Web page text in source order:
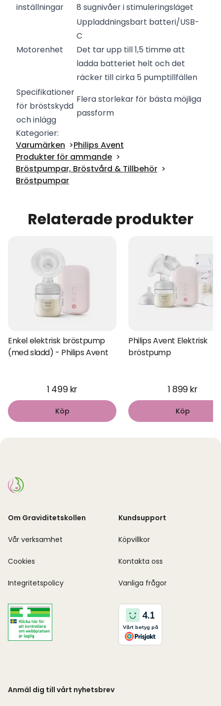
inställningar
8 sugnivåer i stimuleringsläget
Motorenhet
Uppladdningsbart batteri/USB-
C
Det tar upp till 1,5 timme att
ladda batteriet helt och det
räcker till cirka 5 pumptillfällen
Specifikationer
för bröstskydd
och inlägg
Flera storlekar för bästa möjliga
passform
Kategorier:
Varumärken
Philips Avent
Produkter för ammande
Bröstpumpar, Bröstvård & Tillbehör
Bröstpumpar
Relaterade produkter
Enkel elektrisk bröstpump
(med sladd) - Philips Avent
1 499 kr
Köp
Philips Avent Elektrisk
bröstpump
1 899 kr
Köp
Om Graviditetskollen
Vår verksamhet
Cookies
Integritetspolicy
Kundsupport
Köpvillkor
Kontakta oss
Vanliga frågor
Anmäl dig till vårt nyhetsbrev